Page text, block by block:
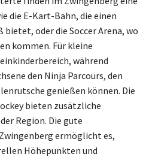
die E-Kart-Bahn, die einen
oder die Soccer Arena, wo
kommen. Für kleine
während
den Ninja Parcours, den
genießen können. Die
bieten zusätzliche
Region. Die gute
ermöglicht es,
Höhepunkten und